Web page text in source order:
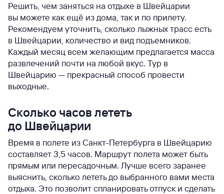
Решить, чем заняться на отдыхе в Швейцарии
вы можете как ещё из дома, так и по прилету.
Рекомендуем уточнить, сколько лыжных трасс есть
в Швейцарии, количество и вид подъемников.
Каждый месяц всем желающим предлагается масса
развлечений почти на любой вкус. Тур в
Швейцарию — прекрасный способ провести
выходные.
Сколько часов лететь
до Швейцарии
Время в полете из Санкт-Петербурга в Швейцарию
составляет 3,5 часов. Маршрут полета может быть
прямым или пересадочным. Лучше всего заранее
выяснить, сколько лететь до выбранного вами места
отдыха. Это позволит спланировать отпуск и сделать